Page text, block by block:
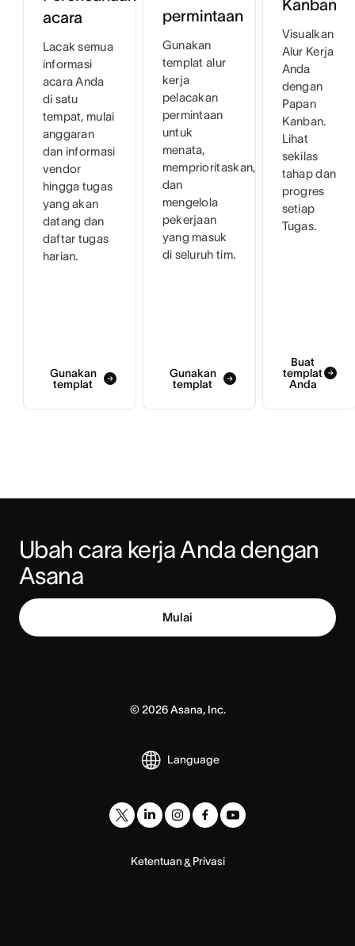
acara
Lacak semua
informasi
acara Anda
di satu
tempat, mulai
anggaran
dan informasi
vendor
hingga tugas
yang akan
datang dan
daftar tugas
harian.
Gunakan
templat
permintaan
Gunakan
templat alur
kerja
pelacakan
permintaan
untuk
menata,
memprioritaskan,
dan
mengelola
pekerjaan
yang masuk
di seluruh tim.
Gunakan
templat
Kanban
Visualkan
Alur Kerja
Anda
dengan
Papan
Kanban.
Lihat
sekilas
tahap dan
progres
setiap
Tugas.
Buat
templat
Anda
Ubah cara kerja Anda dengan
Asana
Mulai
©2026Asana, Inc.
Language
Ketentuan& Privasi